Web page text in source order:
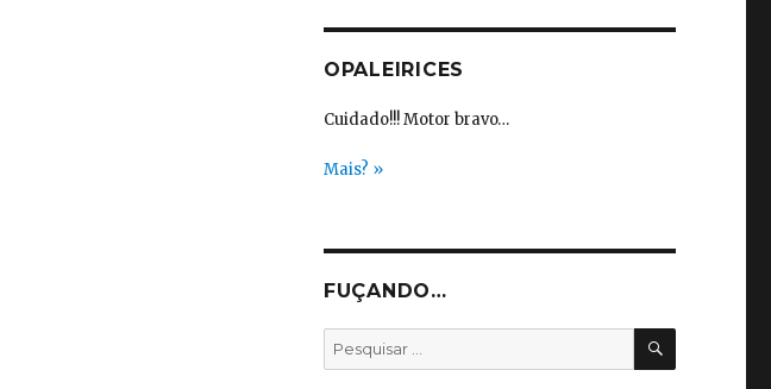
OPALEIRICES
Cuidado!!! Motor bravo…
Mais? »
FUÇANDO…
Pesquisar
por: